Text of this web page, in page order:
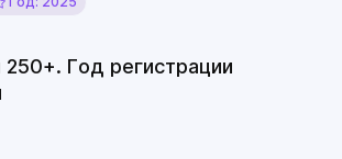
Год регистрации